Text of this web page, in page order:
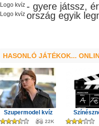
Logo kvíz - gyere játssz,
ország egyik
Logo kvíz
HASONLÓ JÁTÉKOK...
Szupermodel kvíz
22K